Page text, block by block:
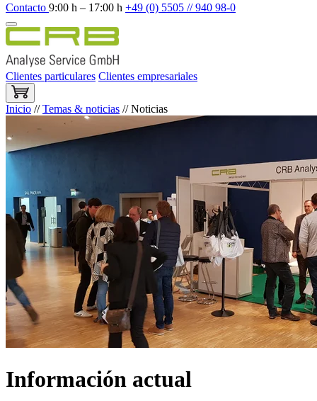
Contacto 9:00 h – 17:00 h +49 (0) 5505 // 940 98-0
Clientes particulares Clientes empresariales
Inicio //Temas & noticias //Noticias
Información actual